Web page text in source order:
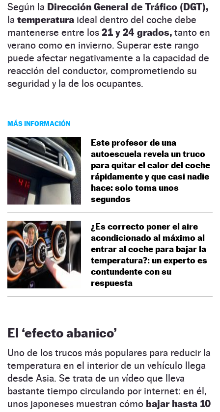
Según la Dirección General de Tráfico (DGT),
la temperatura ideal dentro del coche debe
mantenerse entre los 21 y 24 grados, tanto en
verano como en invierno. Superar este rango
puede afectar negativamente a la capacidad de
reacción del conductor, comprometiendo su
seguridad y la de los ocupantes.
MÁS INFORMACIÓN
Este profesor de una
autoescuela revela un truco
para quitar el calor del coche
rápidamente y que casi nadie
hace: solo toma unos
segundos
¿Es correcto poner el aire
acondicionado al máximo al
entrar al coche para bajar la
temperatura?: un experto es
contundente con su
respuesta
El ‘efecto abanico’
Uno de los trucos más populares para reducir la
temperatura en el interior de un vehículo llega
desde Asia. Se trata de un vídeo que lleva
bastante tiempo circulando por internet: en él,
unos japoneses muestran cómo bajar hasta 10